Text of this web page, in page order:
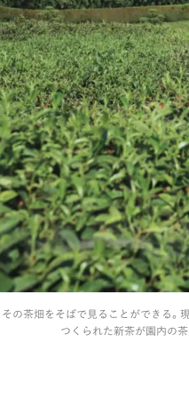
の茶畑をそばで見ることができる。
つくられた新茶が園内の